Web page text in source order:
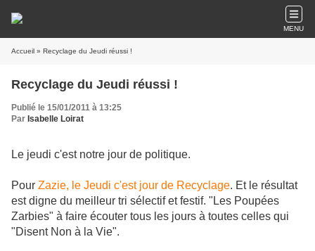
MENU
Accueil » Recyclage du Jeudi réussi !
Recyclage du Jeudi réussi !
Publié le 15/01/2011 à 13:25
Par Isabelle Loirat
Le jeudi c'est notre jour de politique.
Pour Zazie, le Jeudi c'est jour de Recyclage. Et le résultat
est digne du meilleur tri sélectif et festif. "Les Poupées
Zarbies" à faire écouter tous les jours à toutes celles qui
"Disent Non à la Vie".